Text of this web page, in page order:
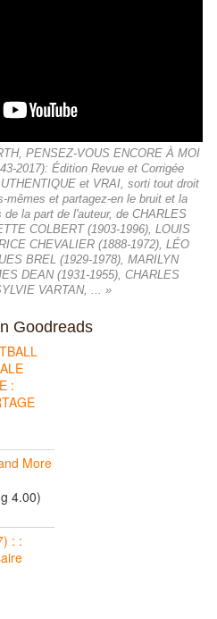
PENSEZ-VOUS ENCORE À MOI
2017): Édition Revue et Corrigée
et VRAI, sorti tout droit
mêmes et partagez-en le bruit et la
la part de l'auteur, de CHARLES
COLBERT (1903-1996), LOUIS
CHEVALIER (1888-1972), LÉO
BREL (1929-1978), MARILYN
DEAN (1931-1955), CHARLES
VARTAN, ... »
Goodreads
:
More
4.00)
: :